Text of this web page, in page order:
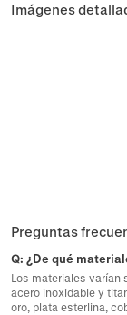
Imágenes
Preguntas
Q: ¿De qué
Los materiales varían
acero inoxidable y
oro, plata esterlina,